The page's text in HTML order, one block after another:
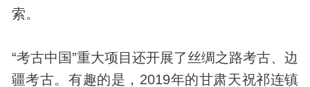
索。
“考古中国”重大项目还开展了丝绸之路考古、边
疆考古。有趣的是，2019年的甘肃天祝祁连镇